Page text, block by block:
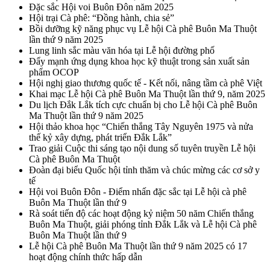
Đặc sắc Hội voi Buôn Đôn năm 2025
Hội trại Cà phê: “Đồng hành, chia sẻ”
Bồi dưỡng kỹ năng phục vụ Lễ hội Cà phê Buôn Ma Thuột
lần thứ 9 năm 2025
Lung linh sắc màu văn hóa tại Lễ hội đường phố
Đẩy mạnh ứng dụng khoa học kỹ thuật trong sản xuất sản
phẩm OCOP
Hội nghị giao thương quốc tế - Kết nối, nâng tầm cà phê Việt
Khai mạc Lễ hội Cà phê Buôn Ma Thuột lần thứ 9, năm 2025
Du lịch Đắk Lắk tích cực chuẩn bị cho Lễ hội Cà phê Buôn
Ma Thuột lần thứ 9 năm 2025
Hội thảo khoa học “Chiến thắng Tây Nguyên 1975 và nửa
thế kỷ xây dựng, phát triển Đắk Lắk”
Trao giải Cuộc thi sáng tạo nội dung số tuyên truyền Lễ hội
Cà phê Buôn Ma Thuột
Đoàn đại biểu Quốc hội tỉnh thăm và chúc mừng các cơ sở y
tế
Hội voi Buôn Đôn - Điểm nhấn đặc sắc tại Lễ hội cà phê
Buôn Ma Thuột lần thứ 9
Rà soát tiến độ các hoạt động kỷ niệm 50 năm Chiến thắng
Buôn Ma Thuột, giải phóng tỉnh Đắk Lắk và Lễ hội Cà phê
Buôn Ma Thuột lần thứ 9
Lễ hội Cà phê Buôn Ma Thuột lần thứ 9 năm 2025 có 17
hoạt động chính thức hấp dẫn